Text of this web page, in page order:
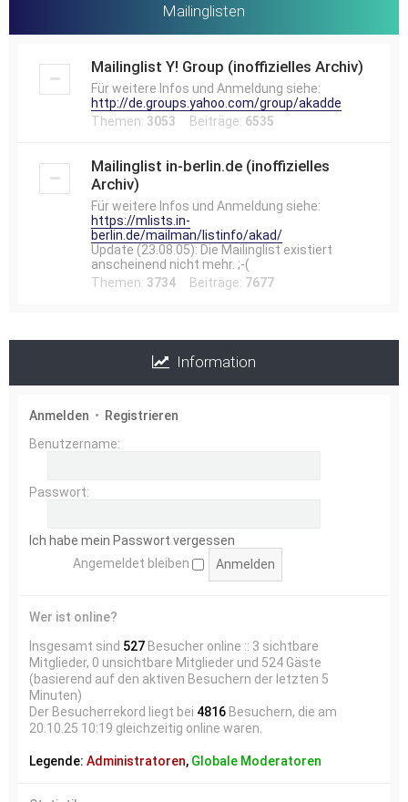
Mailinglisten
Mailinglist Y! Group (inoffizielles Archiv)
Für weitere Infos und Anmeldung siehe:
http://de.groups.yahoo.com/group/akadde
Themen: 3053 Beiträge: 6535
Mailinglist in-berlin.de (inoffizielles
Archiv)
Für weitere Infos und Anmeldung siehe:
https://mlists.in-
berlin.de/mailman/listinfo/akad/
Update (23.08.05): Die Mailinglist existiert
anscheinend nicht mehr. ;-(
Themen: 3734 Beiträge: 7677
Information
Anmelden • Registrieren
Benutzername:
Passwort:
Ich habe mein Passwort vergessen
Angemeldet bleiben
Wer ist online?
Insgesamt sind 527 Besucher online :: 3 sichtbare
Mitglieder, 0 unsichtbare Mitglieder und 524 Gäste
(basierend auf den aktiven Besuchern der letzten 5
Minuten)
Der Besucherrekord liegt bei 4816 Besuchern, die am
20.10.25 10:19 gleichzeitig online waren.
Legende: Administratoren, Globale Moderatoren